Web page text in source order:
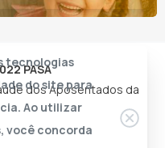
PASA
dos Aposentados da
tecnologias
do site para
Ao utilizar
você concorda